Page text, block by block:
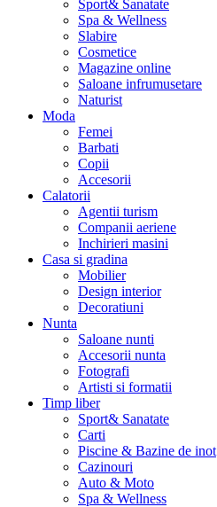
Sport& Sanatate
Spa & Wellness
Slabire
Cosmetice
Magazine online
Saloane infrumusetare
Naturist
Moda
Femei
Barbati
Copii
Accesorii
Calatorii
Agentii turism
Companii aeriene
Inchirieri masini
Casa si gradina
Mobilier
Design interior
Decoratiuni
Nunta
Saloane nunti
Accesorii nunta
Fotografi
Artisti si formatii
Timp liber
Sport& Sanatate
Carti
Piscine & Bazine de inot
Cazinouri
Auto & Moto
Spa & Wellness